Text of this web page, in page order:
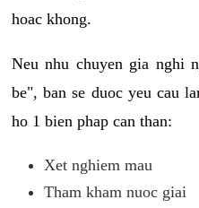
hoac khong.
Neu nhu chuyen gia nghi
be", ban se duoc yeu cau
ho 1 bien phap can than:
Xet nghiem mau
Tham kham nuoc giai